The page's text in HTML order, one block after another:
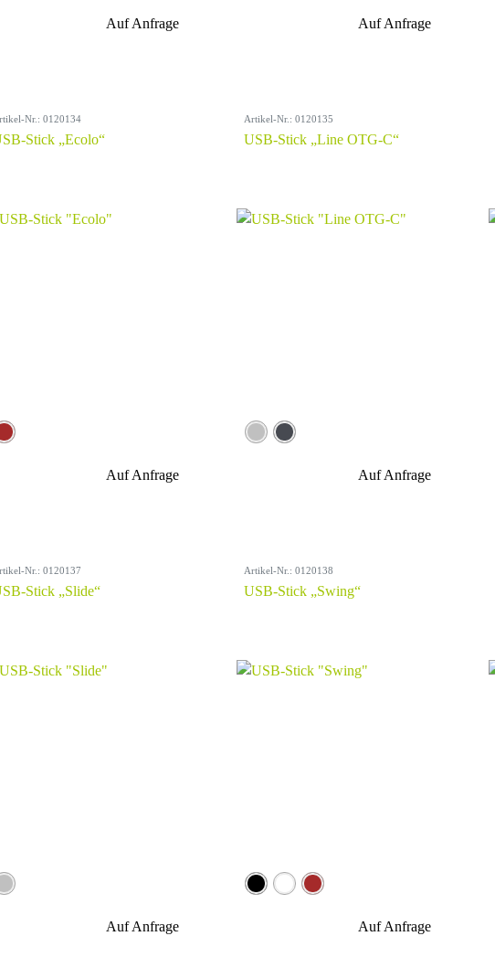
Auf Anfrage Auf Anfrage
Nr.: 0120134
Stick „Ecolo“
Auf Anfrage
Artikel-Nr.: 0120135
USB-Stick „Line OTG-C“
Auf Anfrage
Nr.: 0120137
Stick „Slide“
Auf Anfrage
Artikel-Nr.: 0120138
USB-Stick „Swing“
Auf Anfrage